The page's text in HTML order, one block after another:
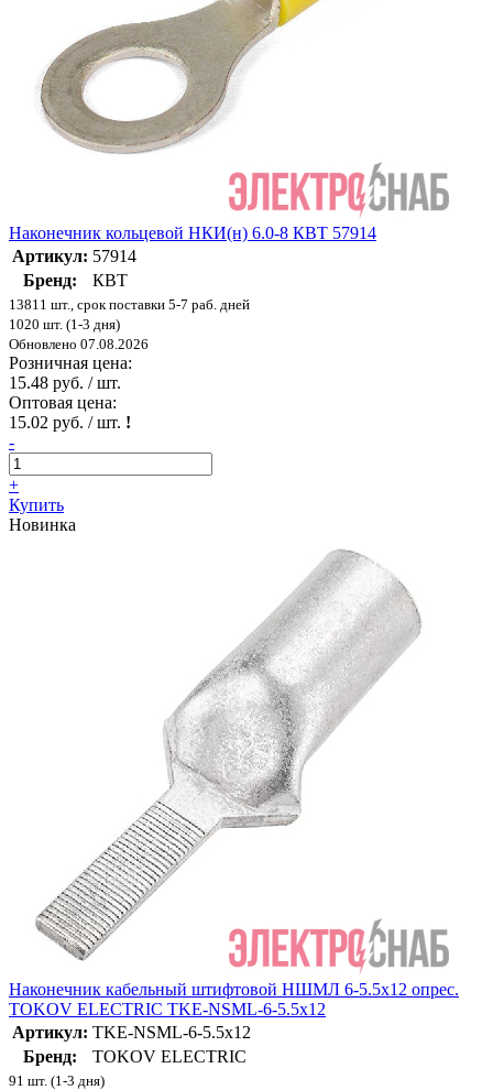
Наконечник кольцевой НКИ(н) 6.0-8 КВТ 57914
Артикул: 57914
Бренд:
КВТ
13811 шт., срок поставки 5-7 раб. дней
1020 шт. (1-3 дня)
Обновлено 07.08.2026
Розничная цена:
15.48 руб. / шт.
Оптовая цена:
15.02 руб. / шт. !
-
+
Купить
Новинка
Наконечник кабельный штифтовой НШМЛ 6-5.5х12 опрес.
TOKOV ELECTRIC TKE-NSML-6-5.5х12
Артикул: TKE-NSML-6-5.5х12
Бренд:
TOKOV ELECTRIC
91 шт. (1-3 дня)